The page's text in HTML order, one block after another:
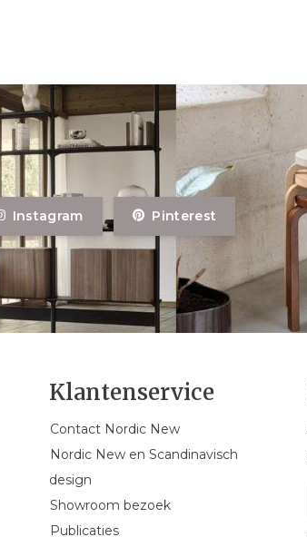
Instagram Pinterest
Klantenservice
Contact Nordic New
Nordic New en Scandinavisch
design
Showroom bezoek
Publicaties